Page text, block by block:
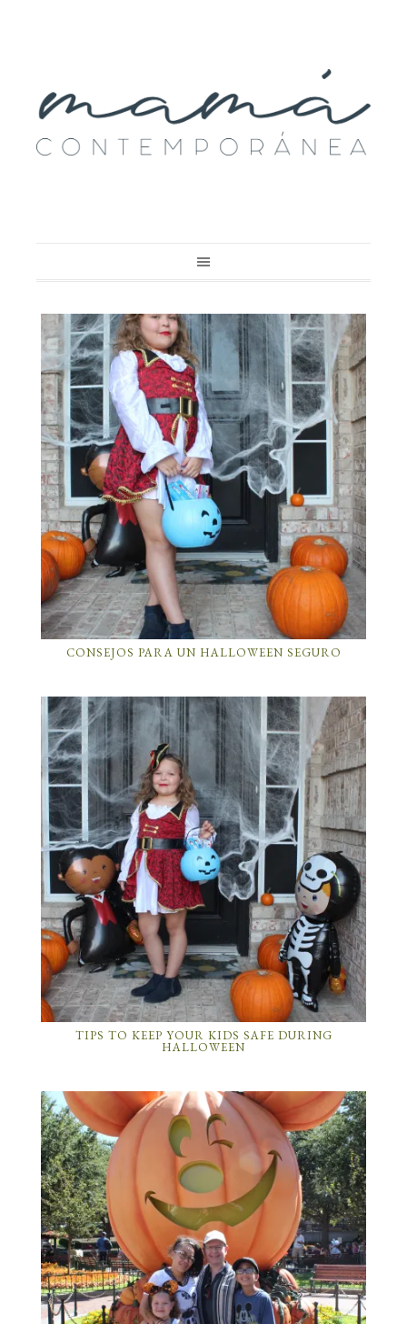
CONSEJOS PARA UN HALLOWEEN SEGURO
TIPS TO KEEP YOUR KIDS SAFE DURING
HALLOWEEN